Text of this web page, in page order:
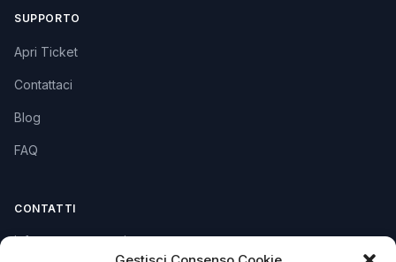
SUPPORTO
Apri Ticket
Contattaci
Blog
FAQ
CONTATTI
info@soccorsowp.it